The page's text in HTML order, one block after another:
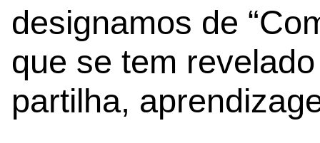
designamos de
que se tem
partilha,